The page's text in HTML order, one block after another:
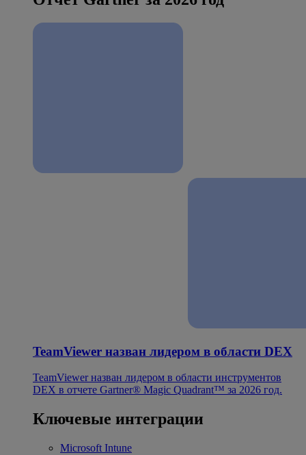
TeamViewer назван лидером в области DEX
TeamViewer назван лидером в области инструментов
DEX в отчете Gartner® Magic Quadrant™ за 2026 год.
Ключевые интеграции
Microsoft Intune